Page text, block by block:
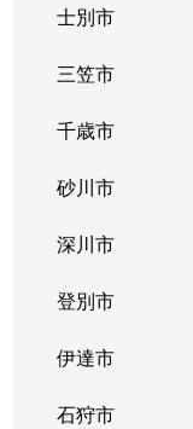
士別市
三笠市
千歳市
砂川市
深川市
登別市
伊達市
石狩市